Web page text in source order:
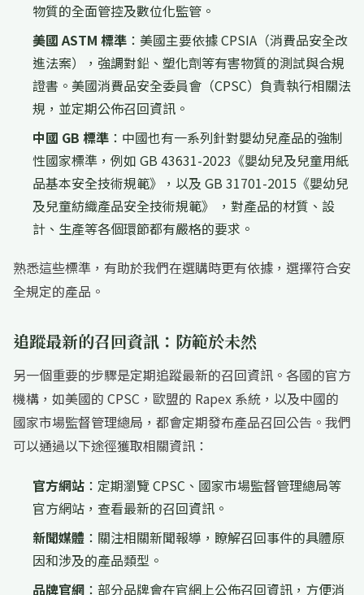
物質的全面管控及數位化監管。
美國 ASTM 標準 ：美國主要依據 CPSIA（消費品安全改
進法案），強調對鉛、塑化劑等有害物質的測試與合規
證書。美國消費品安全委員會（CPSC）負責執行相關法
規，並定期公佈召回資訊。
中國 GB 標準 ：中國也有一系列針對嬰幼兒產品的強制
性國家標準，例如 GB 43631-2023《嬰幼兒及兒童用紙
品基本安全技術規範》，以及 GB 31701-2015《嬰幼兒
及兒童紡織產品安全技術規範》 ，對產品的材質、設
計、生產等各個環節都有嚴格的要求。
熟悉這些標準，有助於我們在選購時更有依據，選擇符合安
全規定的產品。
追蹤最新的召回資訊：防範於未然
另一個重要的步驟是定期追蹤最新的召回資訊。各國的官方
機構，如美國的 CPSC，歐盟的 Rapex 系統，以及中國的
國家市場監督管理總局，都會定期發布產品召回公告。我們
可以通過以下途徑獲取相關資訊：
官方網站 ：定期瀏覽 CPSC、國家市場監督管理總局等
官方網站，查看最新的召回資訊。
新聞媒體 ：關注相關新聞報導，瞭解召回事件的具體原
因和涉及的產品類型。
品牌官網 ：部分品牌會在官網上公佈召回資訊，方便消